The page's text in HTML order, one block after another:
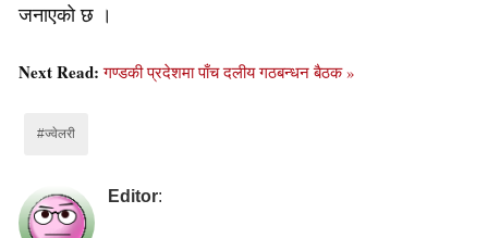
जनाएको छ ।
Next Read:गण्डकी प्रदेशमा पाँच दलीय गठबन्धन बैठक »
#ज्वेलरी
Editor: